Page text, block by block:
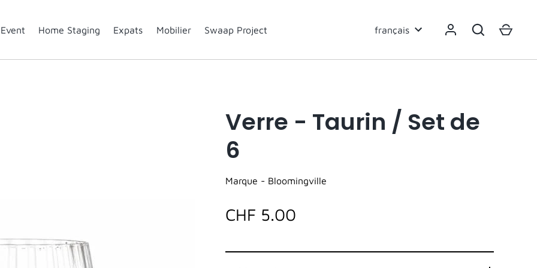
Event Home Staging Expats Mobilier Swaap Project Langue
français
Verre - Taurin / Set de
6
Marque - Bloomingville
CHF 5.00